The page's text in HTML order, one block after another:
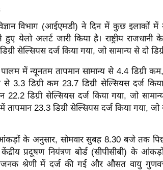
विभाग (आईएमडी) ने दिन में कुछ इलाकों
हुए येलो अलर्ट जारी किया है। राष्ट्रीय
सेल्सियस दर्ज किया गया, जो सामान्य से दो
में न्यूनतम तापमान सामान्य से 4.4 डिग्री
से 3.3 डिग्री कम 23.7 डिग्री सेल्सियस दर्ज
22.2 डिग्री सेल्सियस दर्ज किया गया, जो
तापमान 23.3 डिग्री सेल्सियस दर्ज किया गया, जो
के अनुसार, सोमवार सुबह 8.30 बजे तक
प्रदूषण नियंत्रण बोर्ड (सीपीसीबी) के
श्रेणी में दर्ज की गई और औसत वायु